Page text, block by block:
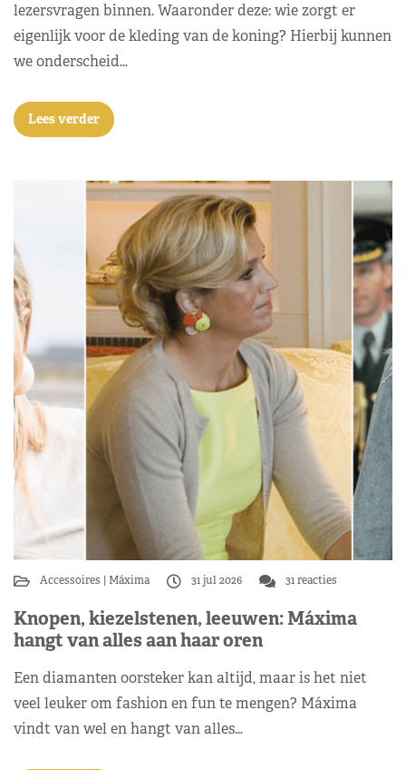
lezersvragen binnen. Waaronder deze: wie zorgt er
eigenlijk voor de kleding van de koning? Hierbij kunnen
we onderscheid…
Lees verder
Accessoires Máxima 31 jul 2026 31 reacties
Knopen, kiezelstenen, leeuwen: Máxima
hangt van alles aan haar oren
Een diamanten oorsteker kan altijd, maar is het niet
veel leuker om fashion en fun te mengen? Máxima
vindt van wel en hangt van alles…